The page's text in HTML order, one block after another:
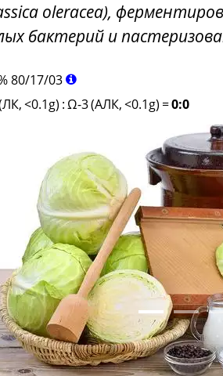
oleracea),
бактерий и
80/17/03
<0.1g) :Ω-3 (АЛК, <0.1g) =0:0